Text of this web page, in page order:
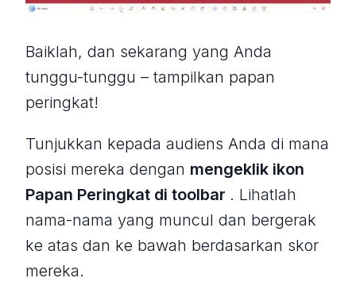
Baiklah, dan sekarang yang Anda
tunggu-tunggu – tampilkan papan
peringkat!
Tunjukkan kepada audiens Anda di mana
posisi mereka dengan mengeklik ikon
Papan Peringkat di toolbar . Lihatlah
nama-nama yang muncul dan bergerak
ke atas dan ke bawah berdasarkan skor
mereka.